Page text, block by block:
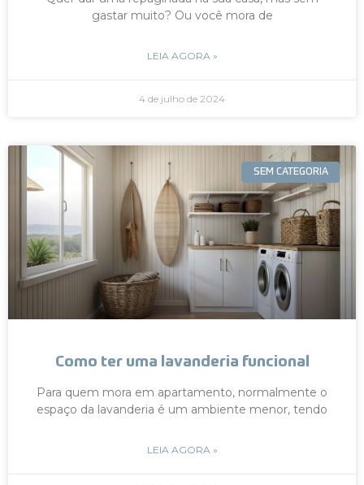
gastar muito? Ou você mora de
LEIA AGORA »
4 de julho de 2024
SEM CATEGORIA
Como ter uma lavanderia funcional
Para quem mora em apartamento, normalmente o
espaço da lavanderia é um ambiente menor, tendo
LEIA AGORA »